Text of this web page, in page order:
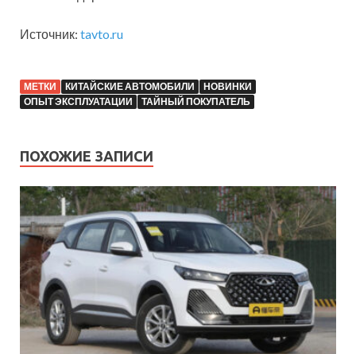
Источник: tavto.ru
МЕТКИ КИТАЙСКИЕ АВТОМОБИЛИ
НОВИНКИ
ОПЫТ ЭКСПЛУАТАЦИИ
ТАЙНЫЙ ПОКУПАТЕЛЬ
ПОХОЖИЕ ЗАПИСИ